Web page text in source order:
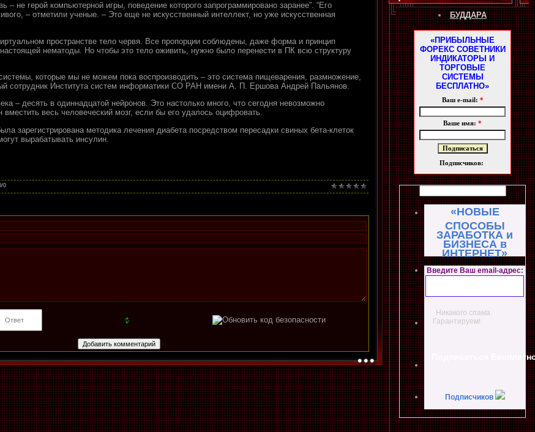
– не герой компьютерной игры, поведение которого запрограммировано заранее”. “Его
– отметили ученые. – Это еще не искусственный интеллект, но уже искусственная
пространстве тело червя. Все пропорции соблюдены, даже форма и принцип
нематоды. Но чтобы это тело оживить, нужно было перенести в ПК всю структуру
которые мы не можем пока воспроизводить – это система пищеварения, размножение,
сотрудник Института систем информатики СО РАН имени А. П. Ершова Андрей Пальянов.
– десять в одиннадцатой нейронов. Это настолько много, что сегодня невозможно
вместить весь человеческий мозг, если бы его удалось оцифровать.
зарегистрирована методика лечения диабета посредством пересадки свиных бета-клеток
вырабатывать инсулин.
/0
БУДДАРА
«ПРИБЫЛЬНЫЕ
ФОРЕКС СОВЕТНИКИ
ИНДИКАТОРЫ И
ТОРГОВЫЕ
СИСТЕМЫ
БЕСПЛАТНО»
Ваш e-mail: *
Ваше имя: *
Подписчиков:
«НОВЫЕ
СПОСОБЫ
ЗАРАБОТКА и
БИЗНЕСА в
ИНТЕРНЕТ»
Введите Ваш email-адрес:
Никакого спама.
Гарантируем!
Подписчиков